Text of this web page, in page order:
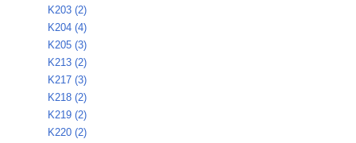
K203 (2)
K204 (4)
K205 (3)
K213 (2)
K217 (3)
K218 (2)
K219 (2)
K220 (2)